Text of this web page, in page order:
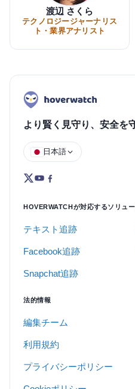
渡辺 さくら
テクノロジージャーナリス
ト・業界アナリスト
より賢く見守り、安全を
日本語
HOVERWATCHが対応するソリュー
テキスト追跡
Facebook追跡
Snapchat追跡
法的情報
編集チーム
利用規約
プライバシーポリシー